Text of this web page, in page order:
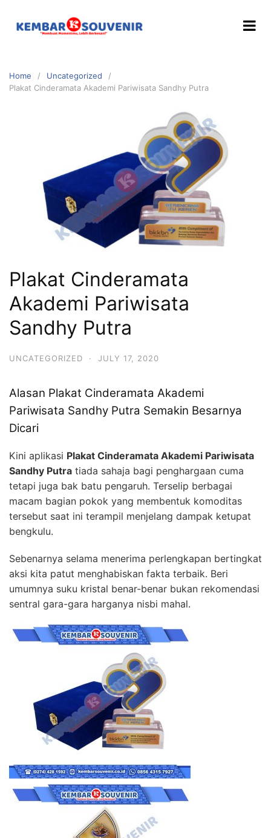
Home
Uncategorized
Plakat Cinderamata Akademi Pariwisata Sandhy Putra
Plakat Cinderamata
Akademi Pariwisata
Sandhy Putra
UNCATEGORIZED · JULY 17, 2020
Alasan Plakat Cinderamata Akademi
Pariwisata Sandhy Putra Semakin Besarnya
Dicari
Kini aplikasi Plakat Cinderamata Akademi Pariwisata
Sandhy Putra tiada sahaja bagi penghargaan cuma
tetapi juga bak batu pengaruh. Terselip berbagai
macam bagian pokok yang membentuk komoditas
tersebut saat ini terampil menjelang dampak ketupat
bengkulu.
Sebenarnya selama menerima perlengkapan bertingkat
aksi kita patut menghabiskan fakta terbaik. Beri
umumnya suku kristal benar-benar bukan rekomendasi
sentral gara-gara harganya nisbi mahal.